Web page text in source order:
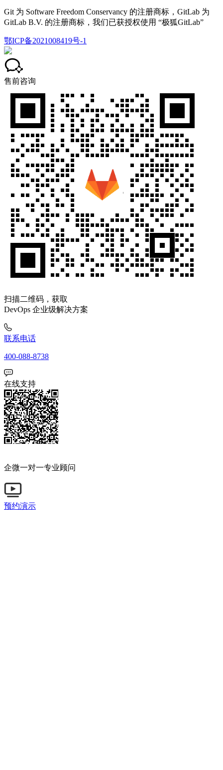
Git 为 Software Freedom Conservancy 的注册商标，GitLab 为
GitLab B.V. 的注册商标，我们已获授权使用 “极狐GitLab”
鄂ICP备2021008419号-1
售前咨询
扫描二维码，获取
DevOps 企业级解决方案
联系电话
400-088-8738
在线支持
企微一对一专业顾问
预约演示